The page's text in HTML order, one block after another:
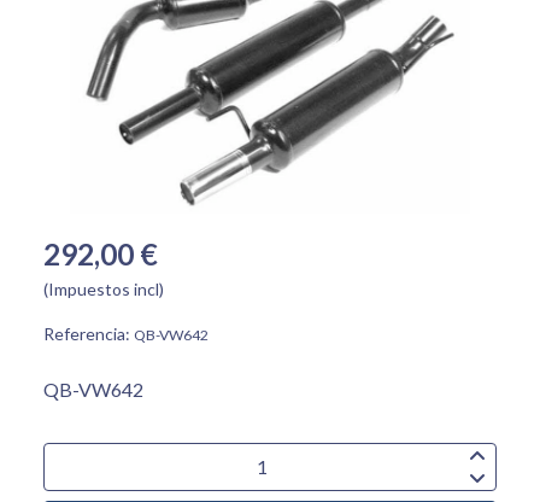
292,00 €
(Impuestos incl)
Referencia: QB-VW642
QB-VW642